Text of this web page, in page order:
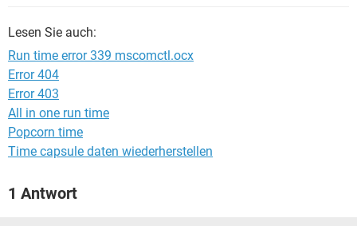
This <customErrors> tag should then have its "mode"
attribute set to "Off".
<!-- Web.Config Configuration File -->
<configuration>
<system.web>
<customErrors mode="Off"/>
</configuration>
Lesen Sie auch:
Run time error 339 mscomctl.ocx
Error 404
Error 403
All in one run time
Popcorn time
Time capsule daten wiederherstellen
1 Antwort